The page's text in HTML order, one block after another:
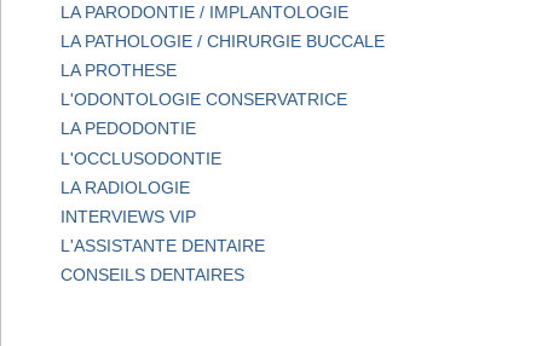
LA PARODONTIE / IMPLANTOLOGIE
LA PATHOLOGIE / CHIRURGIE BUCCALE
LA PROTHESE
L'ODONTOLOGIE CONSERVATRICE
LA PEDODONTIE
L'OCCLUSODONTIE
LA RADIOLOGIE
INTERVIEWS VIP
L'ASSISTANTE DENTAIRE
CONSEILS DENTAIRES